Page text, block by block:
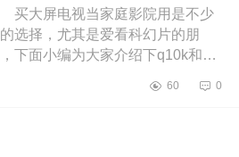
大屏电视当家庭影院用是不少
的选择，尤其是爱看科幻片的朋
下面小编为大家介绍下q10k和
买哪个 q10k和q10kpro画
60 0